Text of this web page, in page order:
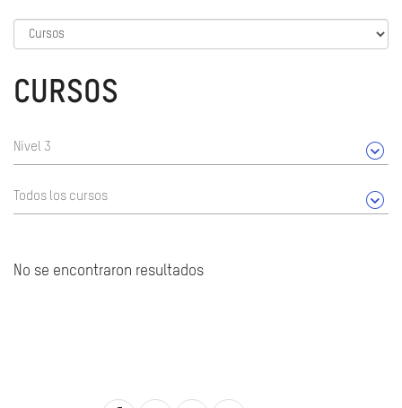
CURSOS
Nivel 3
Todos los cursos
No se encontraron resultados